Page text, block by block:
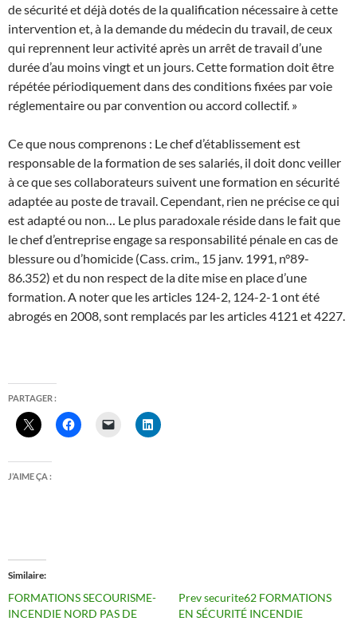
de sécurité et déjà dotés de la qualification nécessaire à cette
intervention et, à la demande du médecin du travail, de ceux
qui reprennent leur activité après un arrêt de travail d’une
durée d’au moins vingt et un jours. Cette formation doit être
répétée périodiquement dans des conditions fixées par voie
réglementaire ou par convention ou accord collectif. »
Ce que nous comprenons : Le chef d’établissement est
responsable de la formation de ses salariés, il doit donc veiller
à ce que ses collaborateurs suivent une formation en sécurité
adaptée au poste de travail. Cependant, rien ne précise ce qui
est adapté ou non… Le plus paradoxale réside dans le fait que
le chef d’entreprise engage sa responsabilité pénale en cas de
blessure ou d’homicide (Cass. crim., 15 janv. 1991, n°89-
86.352) et du non respect de la dite mise en place d’une
formation. A noter que les articles 124-2, 124-2-1 ont été
abrogés en 2008, sont remplacés par les articles 4121 et 4227.
PARTAGER :
J’AIME ÇA :
Similaire
FORMATIONS SECOURISME-
INCENDIE NORD PAS DE
Prev securite62 FORMATIONS
EN SÉCURITÉ INCENDIE